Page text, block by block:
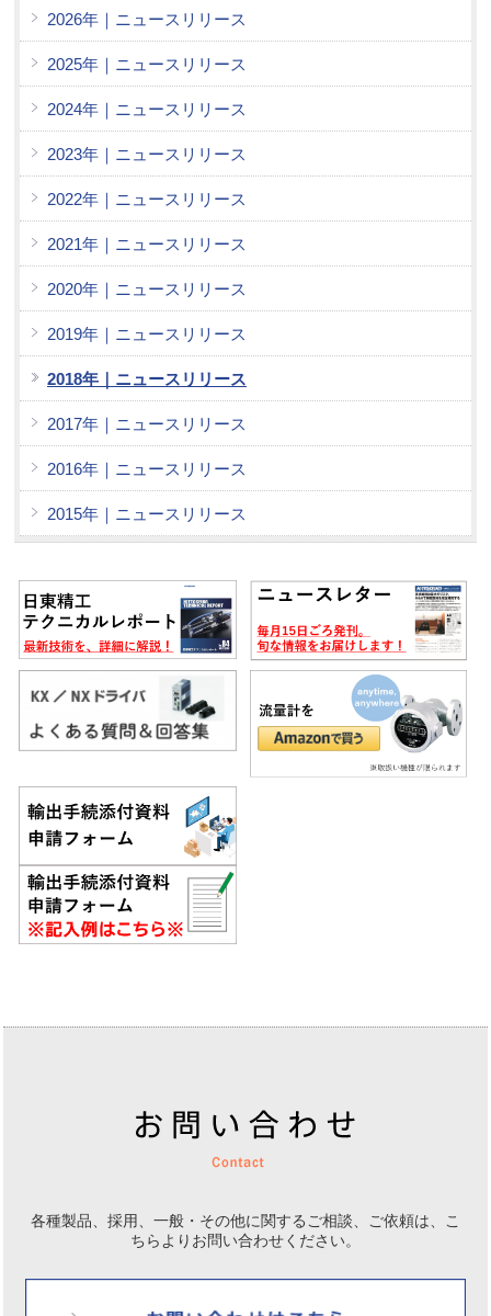
2026年｜ニュースリリース
2025年｜ニュースリリース
2024年｜ニュースリリース
2023年｜ニュースリリース
2022年｜ニュースリリース
2021年｜ニュースリリース
2020年｜ニュースリリース
2019年｜ニュースリリース
2018年｜ニュースリリース
2017年｜ニュースリリース
2016年｜ニュースリリース
2015年｜ニュースリリース
各種製品、採用、一般・その他に関するご相談、ご依頼は、
こ
ちらよりお問い合わせください。